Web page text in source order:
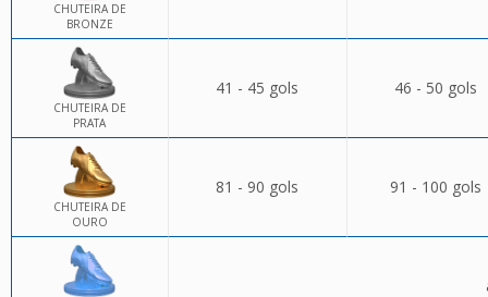
CHUTEIRA DE
BRONZE
CHUTEIRA DE
PRATA
41 - 45 gols 46 - 50 gols
CHUTEIRA DE
OURO
81 - 90 gols 91 - 100 gols